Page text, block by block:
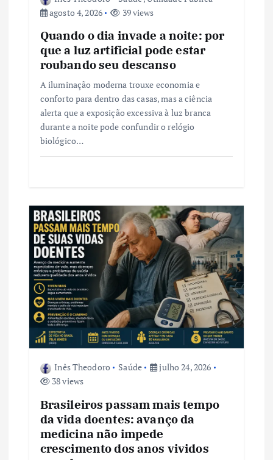
agosto 4, 2026
39 views
Quando o dia invade a noite: por
que a luz artificial pode estar
roubando seu descanso
A iluminação moderna trouxe economia e
conforto para dentro das casas, mas a ciência
alerta que a exposição excessiva à luz branca
durante a noite pode confundir o relógio
biológico…
Inês Theodoro Saúde
julho 24, 2026
38 views
Brasileiros passam mais tempo
da vida doentes: avanço da
medicina não impede
crescimento dos anos vividos